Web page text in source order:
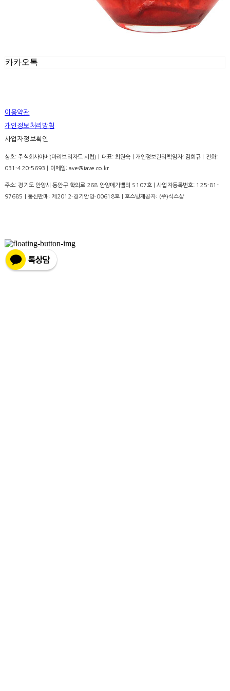
카카오톡
이용약관
개인정보처리방침
사업자정보확인
상호: 주식회사아베(마리브리자드 시럽) | 대표: 최원숙 | 개인정보관리책임자: 김희규 | 전화:
031-420-5693 | 이메일: ave@iave.co.kr
주소: 경기도 안양시 동안구 학의로 268 안양메가밸리 S107호 | 사업자등록번호: 125-81-
97685
| 통신판매: 제2012-경기안양-00618호 | 호스팅제공자: (주)식스샵